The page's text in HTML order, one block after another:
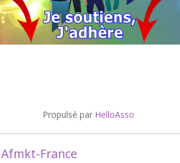
Propulsé par HelloAsso
France